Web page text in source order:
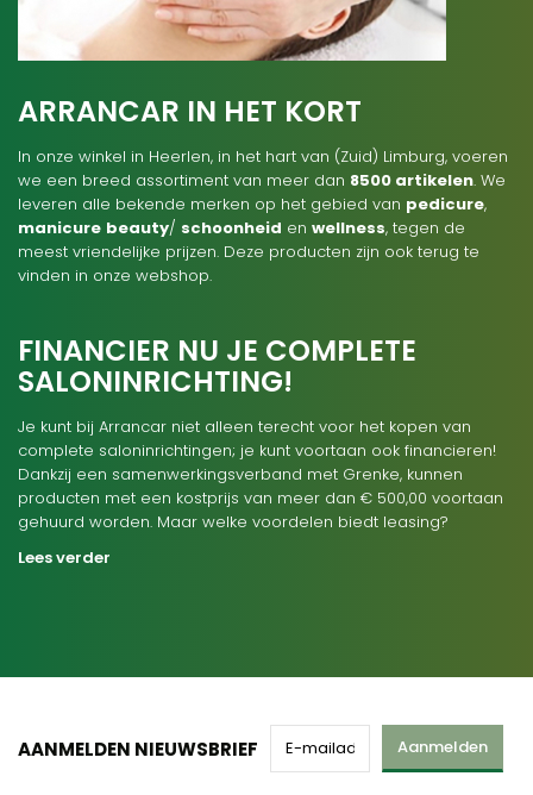
ARRANCAR IN HET KORT
In onze winkel in Heerlen, in het hart van (Zuid) Limburg, voeren
we een breed assortiment van meer dan 8500 artikelen. We
leveren alle bekende merken op het gebied van pedicure,
manicure beauty/ schoonheid en wellness, tegen de
meest vriendelijke prijzen. Deze producten zijn ook terug te
vinden in onze webshop.
FINANCIER NU JE COMPLETE
SALONINRICHTING!
Je kunt bij Arrancar niet alleen terecht voor het kopen van
complete saloninrichtingen; je kunt voortaan ook financieren!
Dankzij een samenwerkingsverband met Grenke, kunnen
producten met een kostprijs van meer dan € 500,00 voortaan
gehuurd worden. Maar welke voordelen biedt leasing?
Lees verder
AANMELDEN NIEUWSBRIEF Aanmelden